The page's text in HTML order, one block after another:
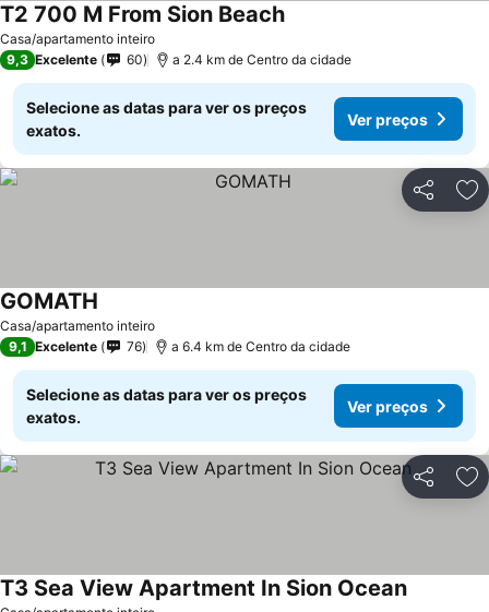
Casa/apartamento inteiro
T2 700 M From Sion BeachVer preços
9,3 Excelente 60 a 2.4 km de Centro da cidade
Selecione as datas para ver os preços
exatos.
Ver preços
Partilhar
Casa/apartamento inteiro
GOMATH
9,1 Excelente 76 a 6.4 km de Centro da cidade
Selecione as datas para ver os preços
exatos.
Ver preços
Partilhar
T3 Sea View Apartment In Sion OceanVer